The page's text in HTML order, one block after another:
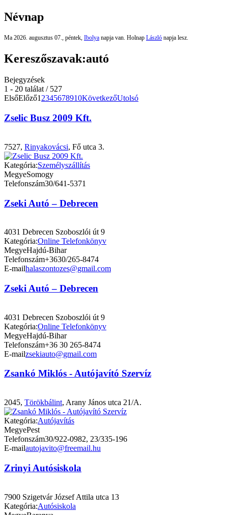
Névnap
Ma 2026. augusztus 07., péntek, Ibolya napja van. Holnap László napja lesz.
Kereszőszavak:autó
Bejegyzések
1 - 20 találat / 527
ElsőElőző12345678910KövetkezőUtolsó
Zselic Busz 2009 Kft.
7527, Rinyakovácsi, Fő utca 3.
Kategória:Személyszállítás
MegyeSomogy
Telefonszám30/641-5371
Zseki Autó – Debrecen
4031 Debrecen Szoboszlói út 9
Kategória:Online Telefonkönyv
MegyeHajdú-Bihar
Telefonszám+3630/265-8474
E-mailhalaszontozes@gmail.com
Zseki Autó – Debrecen
4031 Debrecen Szoboszlói út 9
Kategória:Online Telefonkönyv
MegyeHajdú-Bihar
Telefonszám+36 30 265-8474
E-mailzsekiauto@gmail.com
Zsankó Miklós - Autójavító Szervíz
2045, Törökbálint, Arany János utca 21/A.
Kategória:Autójavítás
MegyePest
Telefonszám30/922-0982, 23/335-196
E-mailautojavito@freemail.hu
Zrinyi Autósiskola
7900 Szigetvár József Attila utca 13
Kategória:Autósiskola